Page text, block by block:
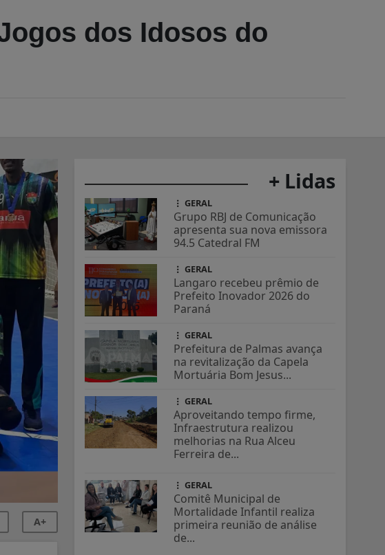
dos Idosos do
A+
+ Lidas
GERAL
Grupo RBJ de Comunicação
apresenta sua nova emissora
94.5 Catedral FM
GERAL
Langaro recebeu prêmio de
Prefeito Inovador 2026 do
Paraná
GERAL
Prefeitura de Palmas avança
na revitalização da Capela
Mortuária Bom Jesus...
GERAL
Aproveitando tempo firme,
Infraestrutura realizou
melhorias na Rua Alceu
Ferreira de...
GERAL
Comitê Municipal de
Mortalidade Infantil realiza
primeira reunião de análise
de...